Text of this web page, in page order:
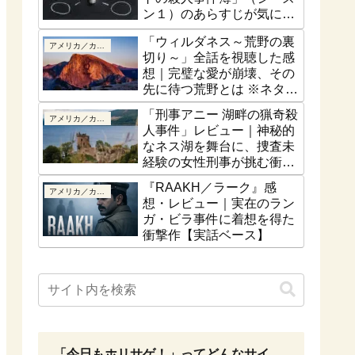
ン１）のあらすじが気にな
る！最終話はどうなるの？
「ウィルダネス～荒野の裏
切り～」全話を視聴した感
想｜完璧な愛が崩壊、その
先に待つ荒野とは ※ネタバ
レなし
「刑事アニー 湖畔の猟奇殺
人事件」レビュー｜神秘的
なネス湖を舞台に、捜査未
経験の女性刑事が挑む衝撃
の猟奇殺人【ネタバレな
し】
『RAAKH／ラーク』感
想・レビュー｜実在のラン
ガ・ビラ事件に着想を得た
衝撃作【実話ベース】